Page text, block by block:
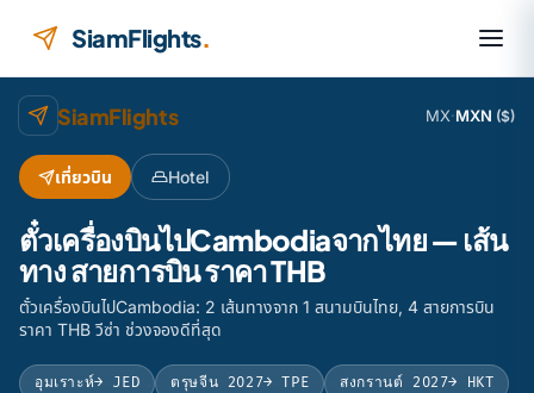
SiamFlights.
SiamFlights MX·MXN ($)
เที่ยวบิน Hotel
ตั๋วเครื่องบินไปCambodiaจากไทย — เส้น
ทาง สายการบิน ราคา THB
ตั๋วเครื่องบินไปCambodia: 2 เส้นทางจาก 1 สนามบินไทย, 4 สายการบิน
ราคา THB วีซ่า ช่วงจองดีที่สุด
อุมเราะห์→ JED ตรุษจีน 2027→ TPE สงกรานต์ 2027→ HKT